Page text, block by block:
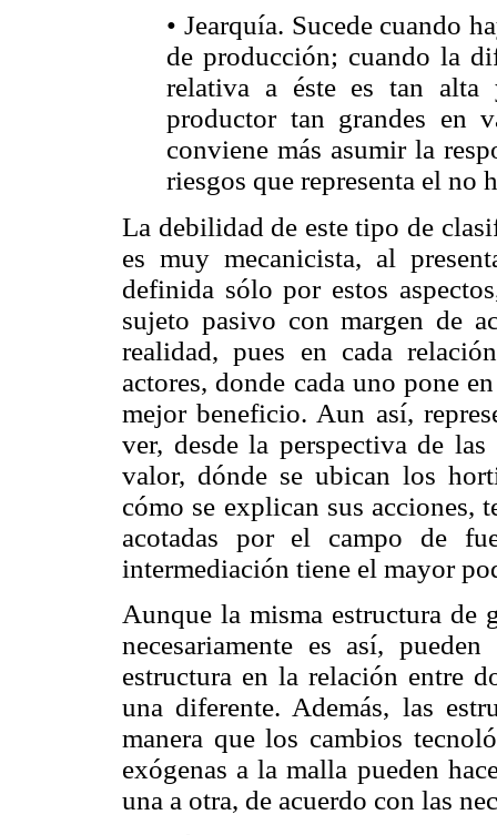
• Jearquía. Sucede cuando
de producción; cuando la
relativa a éste es tan alta
productor tan grandes en
conviene más asumir la
riesgos que representa el no
La debilidad de este tipo de
es muy mecanicista, al
definida sólo por estos
sujeto pasivo con margen de
realidad, pues en cada
actores, donde cada uno pone
mejor beneficio. Aun así,
ver, desde la perspectiva de
valor, dónde se ubican los
cómo se explican sus acciones,
acotadas por el campo de
intermediación tiene el mayor
Aunque la misma estructura de
necesariamente es así,
estructura en la relación entre
una diferente. Además, las
manera que los cambios
exógenas a la malla pueden
una a otra, de acuerdo con las